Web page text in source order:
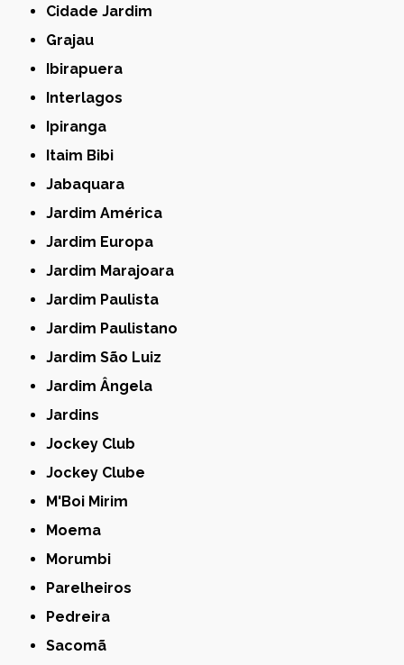
Cidade Jardim
Grajau
Ibirapuera
Interlagos
Ipiranga
Itaim Bibi
Jabaquara
Jardim América
Jardim Europa
Jardim Marajoara
Jardim Paulista
Jardim Paulistano
Jardim São Luiz
Jardim Ângela
Jardins
Jockey Club
Jockey Clube
M'Boi Mirim
Moema
Morumbi
Parelheiros
Pedreira
Sacomã